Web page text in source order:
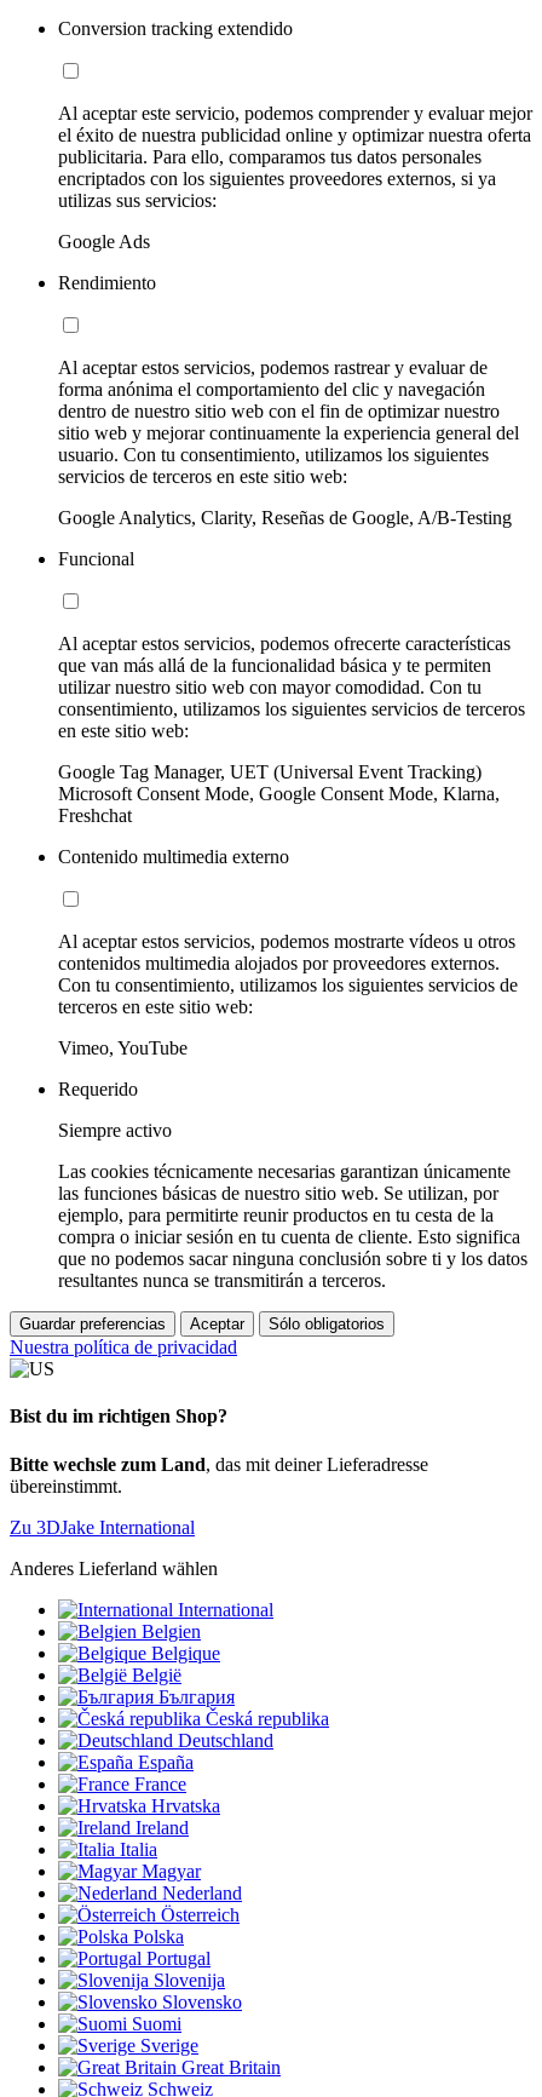
Conversion tracking extendido
Al aceptar este servicio, podemos comprender y evaluar mejor
el éxito de nuestra publicidad online y optimizar nuestra oferta
publicitaria. Para ello, comparamos tus datos personales
encriptados con los siguientes proveedores externos, si ya
utilizas sus servicios:
Google Ads
Rendimiento
Al aceptar estos servicios, podemos rastrear y evaluar de
forma anónima el comportamiento del clic y navegación
dentro de nuestro sitio web con el fin de optimizar nuestro
sitio web y mejorar continuamente la experiencia general del
usuario. Con tu consentimiento, utilizamos los siguientes
servicios de terceros en este sitio web:
Google Analytics, Clarity, Reseñas de Google, A/B-Testing
Funcional
Al aceptar estos servicios, podemos ofrecerte características
que van más allá de la funcionalidad básica y te permiten
utilizar nuestro sitio web con mayor comodidad. Con tu
consentimiento, utilizamos los siguientes servicios de terceros
en este sitio web:
Google Tag Manager, UET (Universal Event Tracking)
Microsoft Consent Mode, Google Consent Mode, Klarna,
Freshchat
Contenido multimedia externo
Al aceptar estos servicios, podemos mostrarte vídeos u otros
contenidos multimedia alojados por proveedores externos.
Con tu consentimiento, utilizamos los siguientes servicios de
terceros en este sitio web:
Vimeo, YouTube
Requerido
Siempre activo
Las cookies técnicamente necesarias garantizan únicamente
las funciones básicas de nuestro sitio web. Se utilizan, por
ejemplo, para permitirte reunir productos en tu cesta de la
compra o iniciar sesión en tu cuenta de cliente. Esto significa
que no podemos sacar ninguna conclusión sobre ti y los datos
resultantes nunca se transmitirán a terceros.
Guardar preferencias Aceptar Sólo obligatorios
Nuestra política de privacidad
Bist du im richtigen Shop?
Bitte wechsle zum Land, das mit deiner Lieferadresse
übereinstimmt.
Zu 3DJake International
Anderes Lieferland wählen
International
Belgien
Belgique
België
България
Česká republika
Deutschland
España
France
Hrvatska
Ireland
Italia
Magyar
Nederland
Österreich
Polska
Portugal
Slovenija
Slovensko
Suomi
Sverige
Great Britain
Schweiz